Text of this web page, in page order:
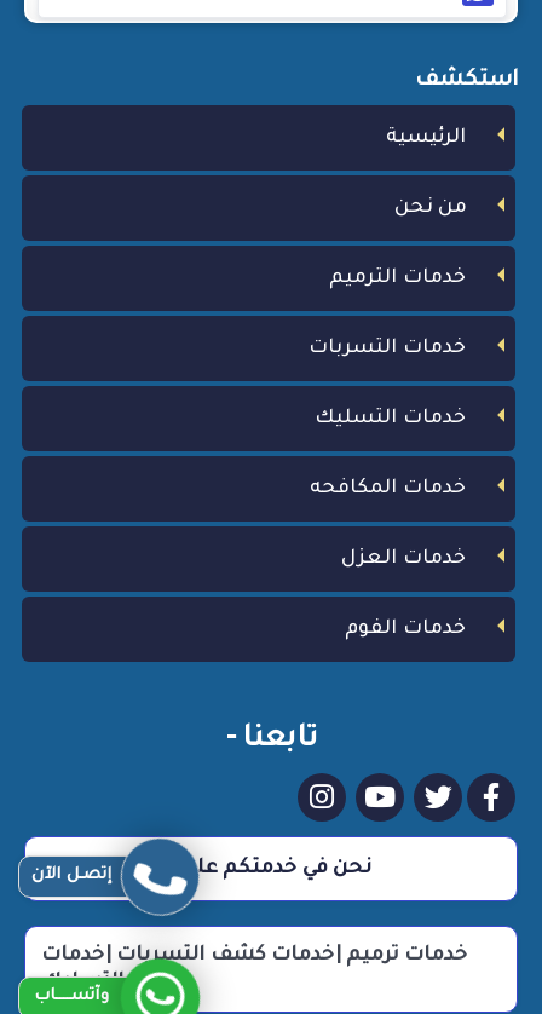
استكشف
الرئيسية
من نحن
خدمات الترميم
خدمات التسربات
خدمات التسليك
خدمات المكافحه
خدمات العزل
خدمات الفوم
تابعنا -
نحن في خدمتكم علي مدار 24 ساعة
خدمات ترميم |خدمات كشف التسربات |خدمات
التسليك
إتصـل الآن
وآتســــاب